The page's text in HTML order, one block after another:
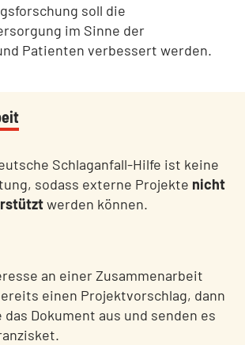
soll die
im Sinne der
Patienten verbessert werden.
Schlaganfall-Hilfe ist keine
sodass externe Projekte nicht
werden können.
an einer Zusammenarbeit
einen Projektvorschlag, dann
Dokument aus und senden es